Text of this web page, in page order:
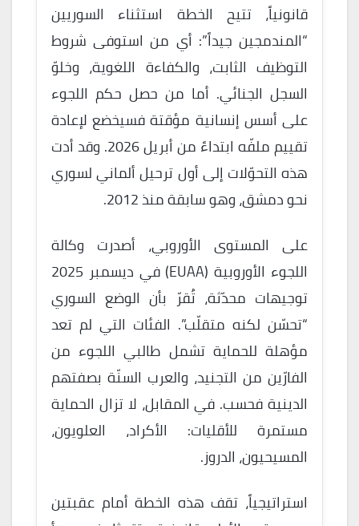
قانونياً، تتيح الخطة استثناء السوريين
“المندمجين جيداً”: أي من استوفى شروط
التوظيف الثابت، والكفاءة اللغوية، وخلوّ
السجل الجنائي. أما من حصل حكم اللجوء
على أسس إنسانية مؤقتة فسيخضع لإعادة
تقييم ملفّه ابتداءً من أبريل 2026. وقد أدت
هذه التحوّلات إلى أول ترحيل ألماني لسوري
نحو دمشق، وهو سابقة منذ 2012.
على المستوى الأوروبي، أصدرت وكالة
اللجوء الأوروبية (EUAA) في ديسمبر 2025
توجيهات محدّثة، تُقرّ بأن الوضع السوري
“تحسّن لكنه متقلّب”. الفئات التي لم تعد
مؤهلة للحماية تشمل طالبي اللجوء من
الفارّين من التجنيد، والعرب السنّة بصفتهم
الدينية فحسب. في المقابل، لا تزال الحماية
مستمرة للأقليات: الأكراد، العلويون،
المسيحيون، الدروز.
استراتيجياً، تقف هذه الخطة أمام عقبتين